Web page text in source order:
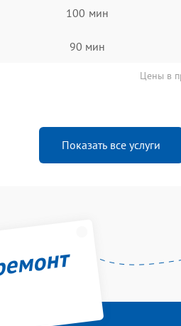
100 мин
90 мин
Цены в
Показать все услуги